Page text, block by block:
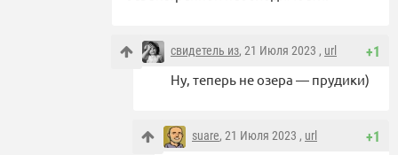
+1
свидетель из, 21 Июля 2023 , url
Ну, теперь не озера — прудики)
+1
suare, 21 Июля 2023 , url